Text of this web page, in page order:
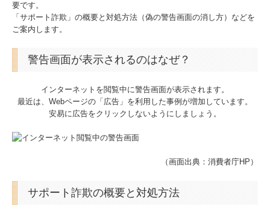
お問合せ
経営者お役立ち情報
補助金・助成金・融資情報
要です。
「サポート詐欺」の概要と対処方法（偽の警告画面の消し方）などを
ご案内します。
警告画面が表示されるのはなぜ？
インターネットを閲覧中に警告画面が表示されます。
最近は、Webページの「広告」を利用した事例が増加しています。
安易に広告をクリックしないようにしましょう。
（画面出典：消費者庁HP）
サポート詐欺の概要と対処方法